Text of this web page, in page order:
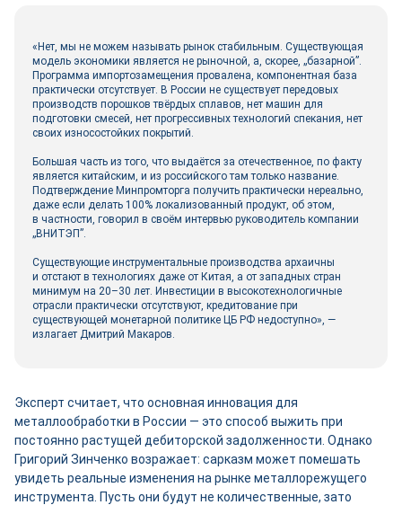
«Нет, мы не можем называть рынок стабильным. Существующая
модель экономики является не рыночной, а, скорее, „базарной”.
Программа импортозамещения провалена, компонентная база
практически отсутствует. В России не существует передовых
производств порошков твёрдых сплавов, нет машин для
подготовки смесей, нет прогрессивных технологий спекания, нет
своих износостойких покрытий.
Большая часть из того, что выдаётся за отечественное, по факту
является китайским, и из российского там только название.
Подтверждение Минпромторга получить практически нереально,
даже если делать 100% локализованный продукт, об этом,
в частности, говорил в своём интервью руководитель компании
„ВНИТЭП”.
Существующие инструментальные производства архаичны
и отстают в технологиях даже от Китая, а от западных стран
минимум на 20–30 лет. Инвестиции в высокотехнологичные
отрасли практически отсутствуют, кредитование при
существующей монетарной политике ЦБ РФ недоступно», —
излагает Дмитрий Макаров.
Эксперт считает, что основная инновация для
металлообработки в России ― это способ выжить при
постоянно растущей дебиторской задолженности. Однако
Григорий Зинченко возражает: сарказм может помешать
увидеть реальные изменения на рынке металлорежущего
инструмента. Пусть они будут не количественные, зато